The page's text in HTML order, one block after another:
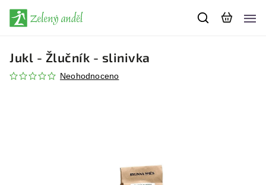
Jukl - Žlučník - slinivka
Neohodnoceno